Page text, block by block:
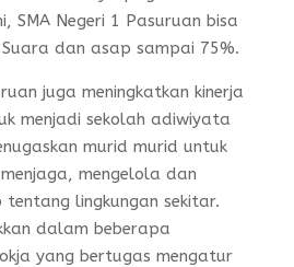
SMA Negeri 1 Pasuruan bisa
dan asap sampai 75%.
juga meningkatkan kinerja
menjadi sekolah adiwiyata
murid murid untuk
mengelola dan
lingkungan sekitar.
dalam beberapa
yang bertugas mengatur